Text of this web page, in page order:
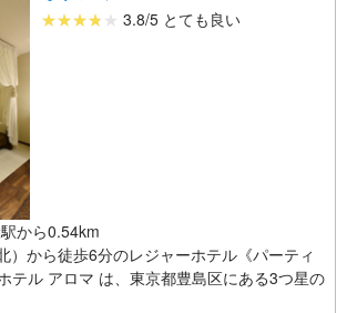
3.8/5 とても良い
から0.54km
）から徒歩6分のレジャーホテル《パーティ
テル アロマ は、東京都豊島区にある3つ星の